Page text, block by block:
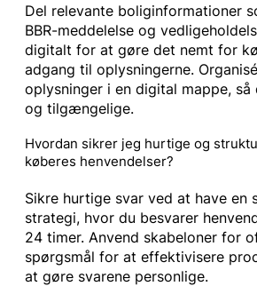
Del relevante boliginformationer
BBR-meddelelse og
digitalt for at gøre det nemt for
adgang til oplysningerne.
oplysninger i en digital mappe,
og tilgængelige.
Hvordan sikrer jeg hurtige og
køberes henvendelser?
Sikre hurtige svar ved at have en
strategi, hvor du besvarer
24 timer. Anvend skabeloner for
spørgsmål for at effektivisere
at gøre svarene personlige.